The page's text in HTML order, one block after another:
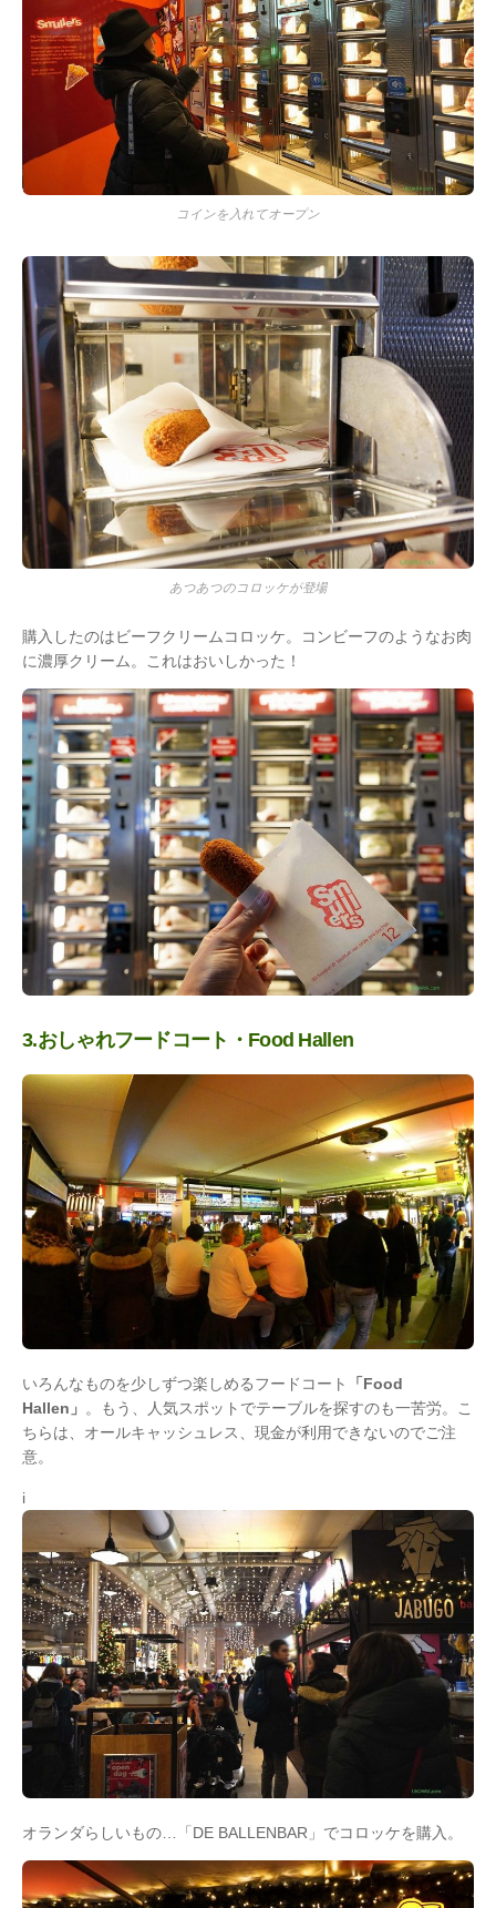
コインを入れてオープン
あつあつのコロッケが登場
購入したのはビーフクリームコロッケ。コンビーフのようなお肉
に濃厚クリーム。これはおいしかった！
3.おしゃれフードコート・Food Hallen
いろんなものを少しずつ楽しめるフードコート
「Food
Hallen」 。もう、人気スポットでテーブルを探すのも一苦労。こ
ちらは、オールキャッシュレス、現金が利用できないのでご注
意。
i
オランダらしいもの…「DE BALLENBAR」でコロッケを購入。